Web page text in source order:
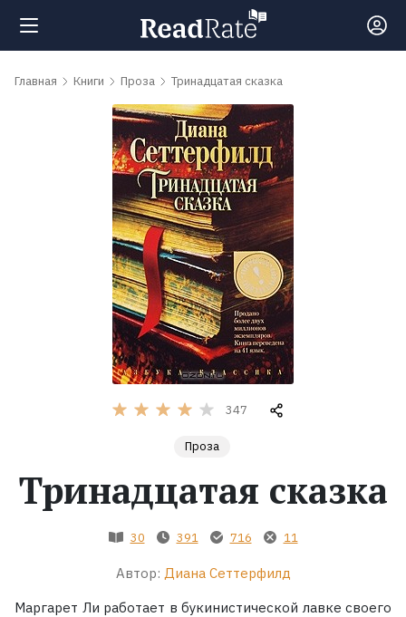
Поиск
обсуждаемые
Серии
Экранизации
Коллекции
Главная Книги Проза Тринадцатая сказка
347
Проза
Тринадцатая сказка
30 391 716 11
Автор: Диана Сеттерфилд
Маргарет Ли работает в букинистической лавке своего